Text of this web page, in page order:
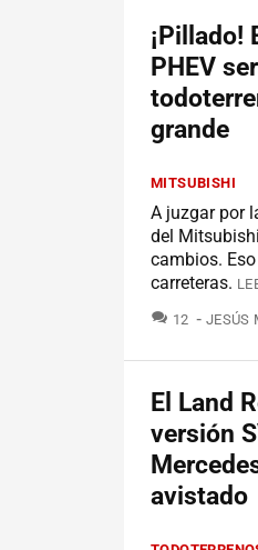
¡Pillado!
PHEV
grande
MITSUBISHI
A juzgar por
del
cambios.
carreteras.
12 JESÚS
El Land
versión
avistado